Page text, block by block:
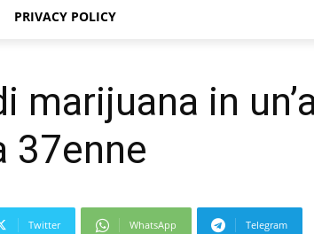
PRIVACY POLICY
marijuana in
37enne
Twitter WhatsApp Telegram